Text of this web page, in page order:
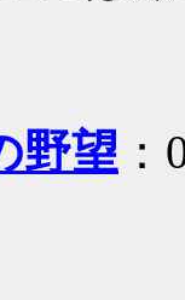
野望